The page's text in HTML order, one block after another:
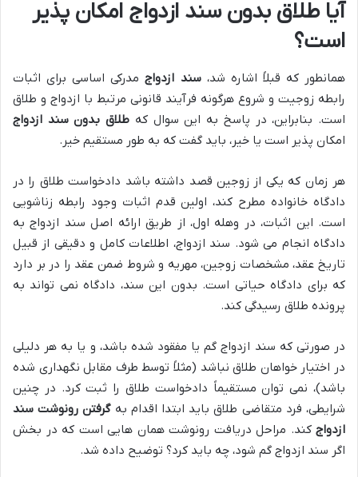
آیا طلاق بدون سند ازدواج امکان پذیر
است؟
همانطور که قبلاً اشاره شد،سند ازدواجمدرکی اساسی برای اثبات
رابطه زوجیت و شروع هرگونه فرآیند قانونی مرتبط با ازدواج و طلاق
است. بنابراین، در پاسخ به این سوال که طلاق بدون سند ازدواج
امکان پذیر است یا خیر، باید گفت که به طور مستقیم خیر.
هر زمان که یکی از زوجین قصد داشته باشد دادخواست طلاق را در
دادگاه خانواده مطرح کند، اولین قدم اثبات وجود رابطه زناشویی
است. این اثبات، در وهله اول، از طریق ارائه اصل سند ازدواج به
دادگاه انجام می شود. سند ازدواج، اطلاعات کامل و دقیقی از قبیل
تاریخ عقد، مشخصات زوجین، مهریه و شروط ضمن عقد را در بر دارد
که برای دادگاه حیاتی است. بدون این سند، دادگاه نمی تواند به
پرونده طلاق رسیدگی کند.
در صورتی که سند ازدواج گم یا مفقود شده باشد، و یا به هر دلیلی
در اختیار خواهان طلاق نباشد (مثلاً توسط طرف مقابل نگهداری شده
باشد)، نمی توان مستقیماً دادخواست طلاق را ثبت کرد. در چنین
شرایطی، فرد متقاضی طلاق باید ابتدا اقدام بهگرفتن رونوشت سند
ازدواج کند. مراحل دریافت رونوشت همان هایی است که در بخش
اگر سند ازدواج گم شود، چه باید کرد؟ توضیح داده شد.